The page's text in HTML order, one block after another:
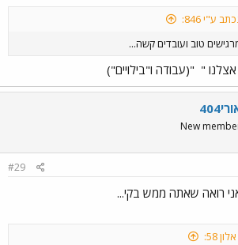
ע"י 846:
טוב ועובדים קשה...
" "(עבודה ו"בילויים")
New
#29
רואה שאתה ממש בקי...
58: